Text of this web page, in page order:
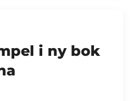
i ny bok